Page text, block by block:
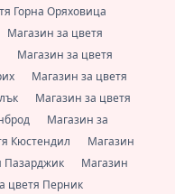
Горна Оряховица
Магазин за цветя
Магазин за цветя
Магазин за цветя
Магазин за цветя
Магазин за
Кюстендил
Магазин
Пазарджик
Магазин
цветя Перник